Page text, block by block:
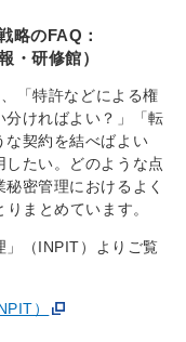
略のFAQ：
・研修館）
「特許などによる権
ければよい？」「転
な契約を結べばよい
たい。どのような点
密管理におけるよく
まとめています。
」（INPIT）よりご覧
）